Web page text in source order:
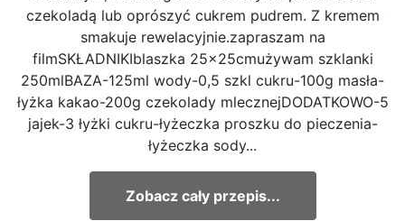
czekoladą lub oprószyć cukrem pudrem. Z kremem
smakuje rewelacyjnie.zapraszam na
filmSKŁADNIKIblaszka 25x25cmużywam szklanki
250mlBAZA-125ml wody-0,5 szkl cukru-100g masła-
łyżka kakao-200g czekolady mlecznejDODATKOWO-5
jajek-3 łyżki cukru-łyżeczka proszku do pieczenia-
łyżeczka sody...
Zobacz cały przepis...